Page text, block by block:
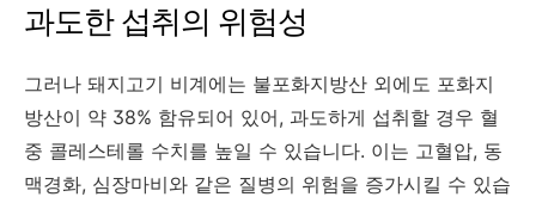
과도한 섭취의 위험성
그러나 돼지고기 비계에는 불포화지방산 외에도 포화지
방산이 약 38% 함유되어 있어, 과도하게 섭취할 경우 혈
중 콜레스테롤 수치를 높일 수 있습니다. 이는 고혈압, 동
맥경화, 심장마비와 같은 질병의 위험을 증가시킬 수 있습